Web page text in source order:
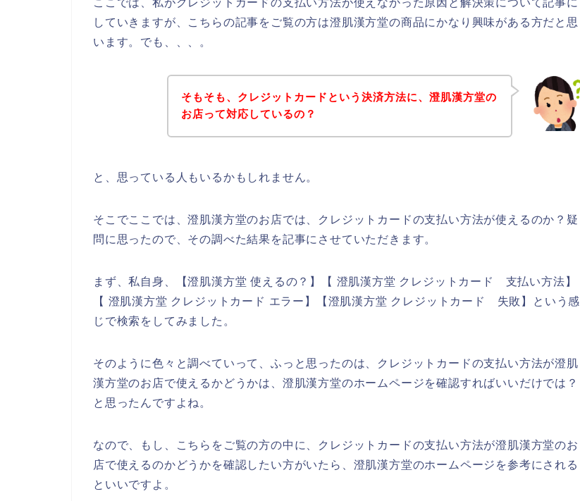
していきますが、こちらの記事をご覧の方は澄肌漢方堂の商品にかなり興味がある方だと思
います。でも、、、。
そもそも、クレジットカードという決済方法に、澄肌漢方堂の
お店って対応しているの？
と、思っている人もいるかもしれません。
そこでここでは、澄肌漢方堂のお店では、クレジットカードの支払い方法が使えるのか？疑
問に思ったので、その調べた結果を記事にさせていただきます。
まず、私自身、【澄肌漢方堂 使えるの？】【 澄肌漢方堂 クレジットカード 支払い方法】
【 澄肌漢方堂 クレジットカード エラー】【澄肌漢方堂 クレジットカード 失敗】という感
じで検索をしてみました。
そのように色々と調べていって、ふっと思ったのは、クレジットカードの支払い方法が澄肌
漢方堂のお店で使えるかどうかは、澄肌漢方堂のホームページを確認すればいいだけでは？
と思ったんですよね。
なので、もし、こちらをご覧の方の中に、クレジットカードの支払い方法が澄肌漢方堂のお
店で使えるのかどうかを確認したい方がいたら、澄肌漢方堂のホームページを参考にされる
といいですよ。